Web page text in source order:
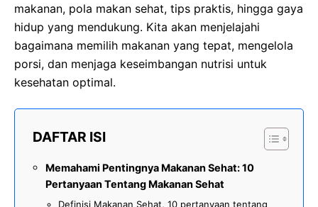
makanan, pola makan sehat, tips praktis, hingga gaya
hidup yang mendukung. Kita akan menjelajahi
bagaimana memilih makanan yang tepat, mengelola
porsi, dan menjaga keseimbangan nutrisi untuk
kesehatan optimal.
DAFTAR ISI
Memahami Pentingnya Makanan Sehat: 10
Pertanyaan Tentang Makanan Sehat
Definisi Makanan Sehat, 10 pertanyaan tentang